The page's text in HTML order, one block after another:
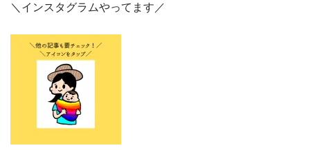
＼インスタグラムやってます／